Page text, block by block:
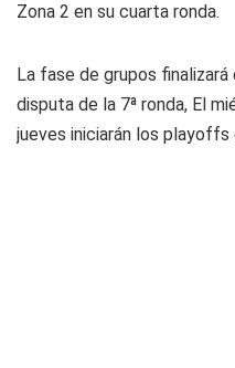
Zona 2 en su cuarta ronda.
La fase de grupos
disputa de la 7ª ronda, El
jueves iniciarán los playoffs